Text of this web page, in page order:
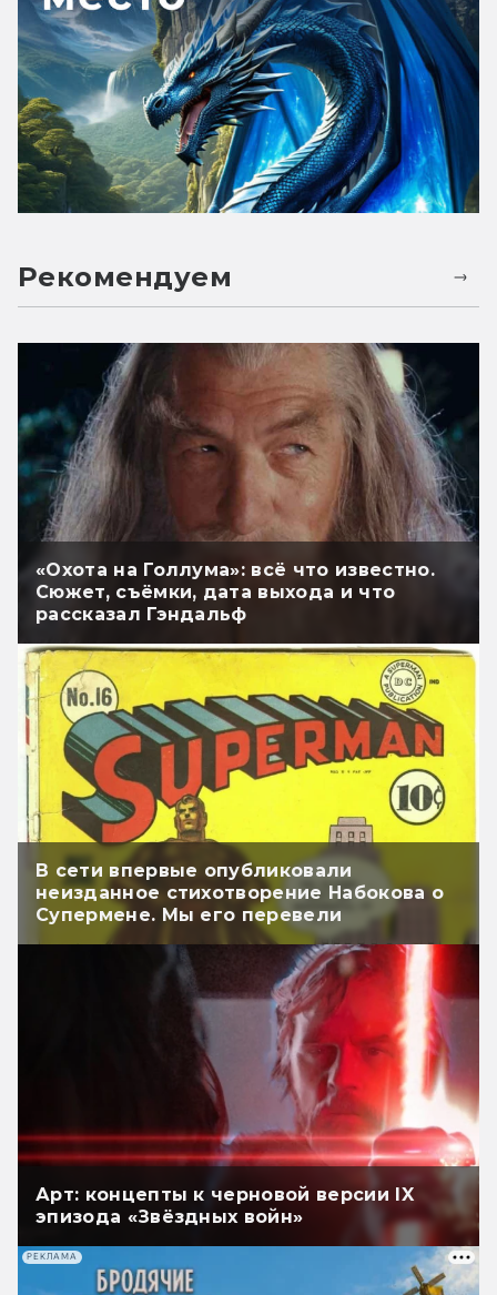
Рекомендуем
«Охота на Голлума»: всё что известно.
Сюжет, съёмки, дата выхода и что
рассказал Гэндальф
В сети впервые опубликовали
неизданное стихотворение Набокова о
Супермене. Мы его перевели
Арт: концепты к черновой версии IX
эпизода «Звёздных войн»
РЕКЛАМА